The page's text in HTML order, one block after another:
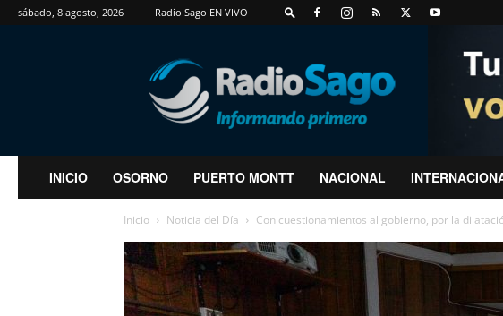
sábado, 8 agosto, 2026 Radio Sago EN VIVO
RadioSago
INICIO OSORNO PUERTO MONTT NACIONAL
Inicio Noticia del Día Con cuestionamientos al gobierno, por la